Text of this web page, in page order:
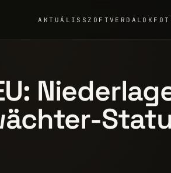
AKTUÁLIS SZOFTVER DALOK